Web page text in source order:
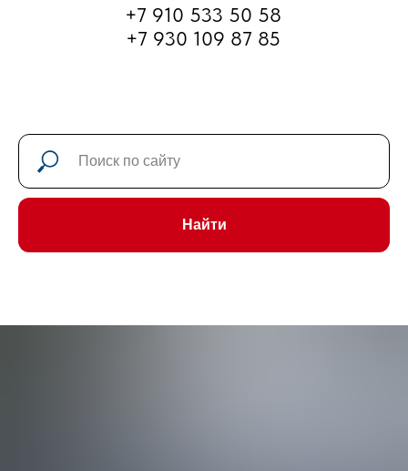
Тоговщинская, д.16б
Часы работы: Пн-Сб с 9 до 18
Найти